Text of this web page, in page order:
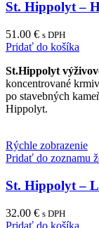
St. Hippolyt –
51.00 € s DPH
Pridať do košíka
St.Hippolyt
koncentrované
po stavebných
Hippolyt.
Rýchle zobrazenie
Pridať do zoznamu
St. Hippolyt –
32.00 € s DPH
Pridať do košíka